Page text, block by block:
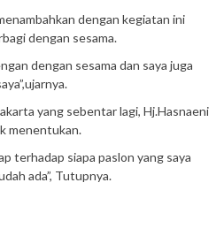
dengan kegiatan ini
dengan sesama.
dengan sesama dan saya juga
yang sebentar lagi, Hj.Hasnaeni
menentukan.
terhadap siapa paslon yang saya
ada”, Tutupnya.